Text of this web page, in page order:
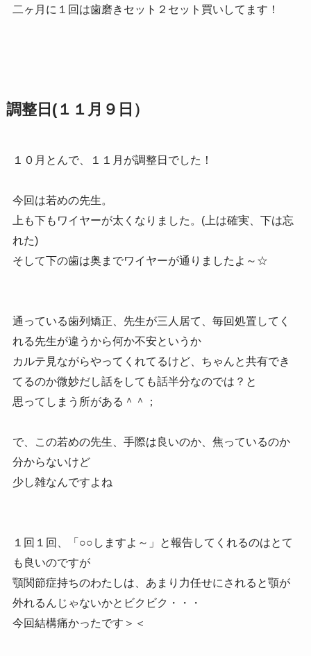
二ヶ月に１回は歯磨きセット２セット買いしてます！
調整日(１１月９日）
１０月とんで、１１月が調整日でした！
今回は若めの先生。
上も下もワイヤーが太くなりました。(上は確実、下は忘
れた)
そして下の歯は奥までワイヤーが通りましたよ～☆
通っている歯列矯正、先生が三人居て、毎回処置してく
れる先生が違うから何か不安というか
カルテ見ながらやってくれてるけど、ちゃんと共有でき
てるのか微妙だし話をしても話半分なのでは？と
思ってしまう所がある＾＾；
で、この若めの先生、手際は良いのか、焦っているのか
分からないけど
少し雑なんですよね
１回１回、「○○しますよ～」と報告してくれるのはとて
も良いのですが
顎関節症持ちのわたしは、あまり力任せにされると顎が
外れるんじゃないかとビクビク・・・
今回結構痛かったです＞＜